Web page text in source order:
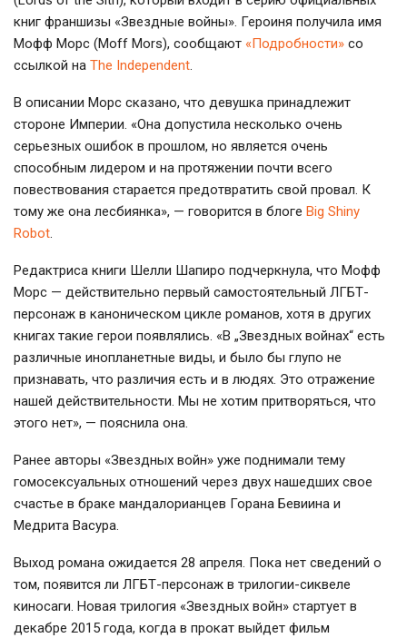
книг франшизы «Звездные войны». Героиня получила имя
Мофф Морс (Moff Mors), сообщают «Подробности» со
ссылкой на The Independent.
В описании Морс сказано, что девушка принадлежит
стороне Империи. «Она допустила несколько очень
серьезных ошибок в прошлом, но является очень
способным лидером и на протяжении почти всего
повествования старается предотвратить свой провал. К
тому же она лесбиянка», — говорится в блоге Big Shiny
Robot.
Редактриса книги Шелли Шапиро подчеркнула, что Мофф
Морс — действительно первый самостоятельный ЛГБТ-
персонаж в каноническом цикле романов, хотя в других
книгах такие герои появлялись. «В „Звездных войнах“ есть
различные инопланетные виды, и было бы глупо не
признавать, что различия есть и в людях. Это отражение
нашей действительности. Мы не хотим притворяться, что
этого нет», — пояснила она.
Ранее авторы «Звездных войн» уже поднимали тему
гомосексуальных отношений через двух нашедших свое
счастье в браке мандалорианцев Горана Бевиина и
Медрита Васура.
Выход романа ожидается 28 апреля. Пока нет сведений о
том, появится ли ЛГБТ-персонаж в трилогии-сиквеле
киносаги. Новая трилогия «Звездных войн» стартует в
декабре 2015 года, когда в прокат выйдет фильм